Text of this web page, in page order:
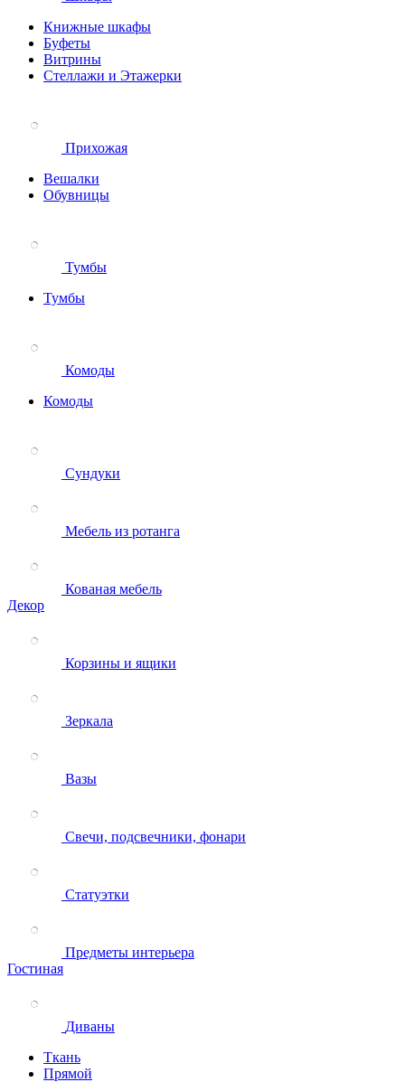
Книжные шкафы
Буфеты
Витрины
Стеллажи и Этажерки
Прихожая
Вешалки
Обувницы
Тумбы
Тумбы
Комоды
Комоды
Сундуки
Мебель из ротанга
Кованая мебель
Декор
Корзины и ящики
Зеркала
Вазы
Свечи, подсвечники, фонари
Статуэтки
Предметы интерьера
Гостиная
Диваны
Ткань
Прямой